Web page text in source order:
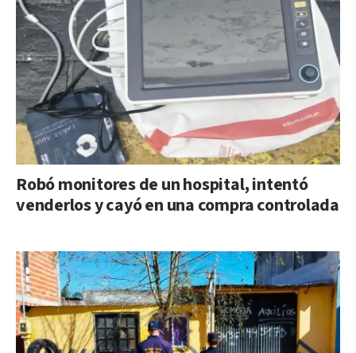
Robó monitores de un hospital, intentó
venderlos y cayó en una compra controlada